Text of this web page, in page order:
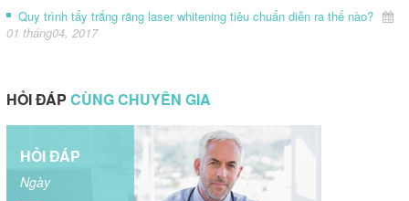
Quy trình tẩy trắng răng laser whitening tiêu chuẩn diễn ra thế nào?
01 tháng04, 2017
HỎI ĐÁP CÙNG CHUYÊN GIA
HỎI ĐÁP
Ngày